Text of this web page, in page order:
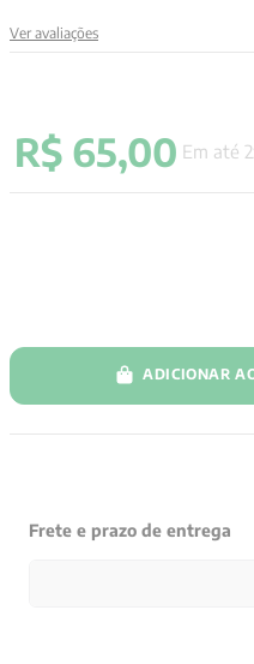
Ver avaliações
R$ 65,00 Em até 2
ADICIONAR
Frete e prazo de entrega